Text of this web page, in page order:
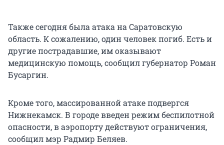
Также сегодня была атака на Саратовскую
область. К сожалению, один человек погиб. Есть и
другие пострадавшие, им оказывают
медицинскую помощь, сообщил губернатор Роман
Бусаргин.
Кроме того, массированной атаке подвергся
Нижнекамск. В городе введен режим беспилотной
опасности, в аэропорту действуют ограничения,
сообщил мэр Радмир Беляев.